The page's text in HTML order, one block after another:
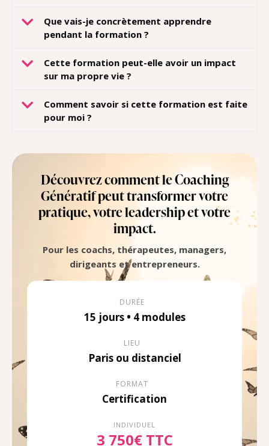
Que vais-je concrètement apprendre
pendant la formation ?
Cette formation peut-elle avoir un impact
sur ma propre vie ?
Comment savoir si cette formation est faite
pour moi ?
Découvrez comment le Coaching
Génératif peut transformer votre
pratique, votre leadership et votre
impact.
Pour les coachs, thérapeutes, managers,
dirigeants et entrepreneurs.
DURÉE
15 jours • 4 modules
LIEU
Paris ou distanciel
FORMAT
Certification
INDIVIDUEL
3 750€ TTC